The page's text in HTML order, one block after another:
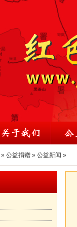
» 公益捐赠 » 公益新闻 »